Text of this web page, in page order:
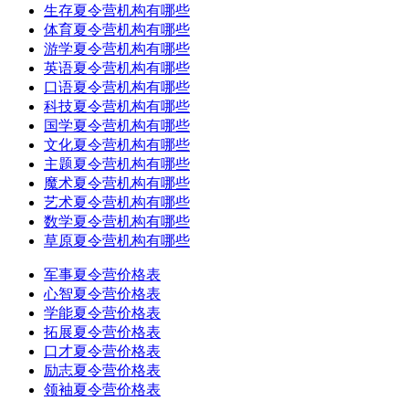
生存夏令营机构有哪些
体育夏令营机构有哪些
游学夏令营机构有哪些
英语夏令营机构有哪些
口语夏令营机构有哪些
科技夏令营机构有哪些
国学夏令营机构有哪些
文化夏令营机构有哪些
主题夏令营机构有哪些
魔术夏令营机构有哪些
艺术夏令营机构有哪些
数学夏令营机构有哪些
草原夏令营机构有哪些
军事夏令营价格表
心智夏令营价格表
学能夏令营价格表
拓展夏令营价格表
口才夏令营价格表
励志夏令营价格表
领袖夏令营价格表